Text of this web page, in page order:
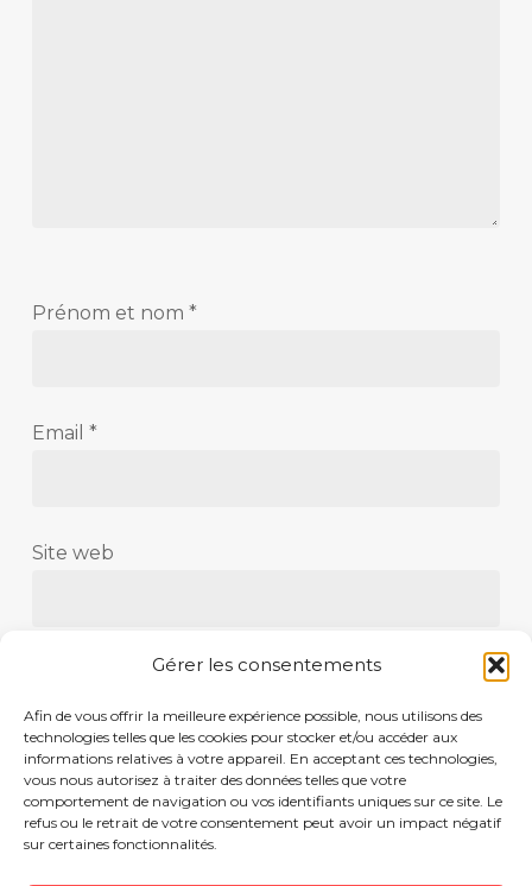
Gérer les consentements
Afin de vous offrir la meilleure expérience possible, nous utilisons des
technologies telles que les cookies pour stocker et/ou accéder aux
informations relatives à votre appareil. En acceptant ces technologies,
vous nous autorisez à traiter des données telles que votre
comportement de navigation ou vos identifiants uniques sur ce site. Le
refus ou le retrait de votre consentement peut avoir un impact négatif
sur certaines fonctionnalités.
Prénom et nom *
Email *
Site web
browser for the next time I comment.